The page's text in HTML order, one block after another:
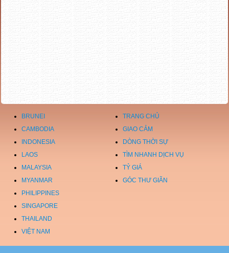
BRUNEI
TRANG CHỦ
CAMBODIA
GIAO CẢM
INDONESIA
DÒNG THỜI SỰ
LAOS
TÌM NHANH DỊCH VỤ
MALAYSIA
TỶ GIÁ
MYANMAR
GÓC THƯ GIÃN
PHILIPPINES
SINGAPORE
THAILAND
VIỆT NAM